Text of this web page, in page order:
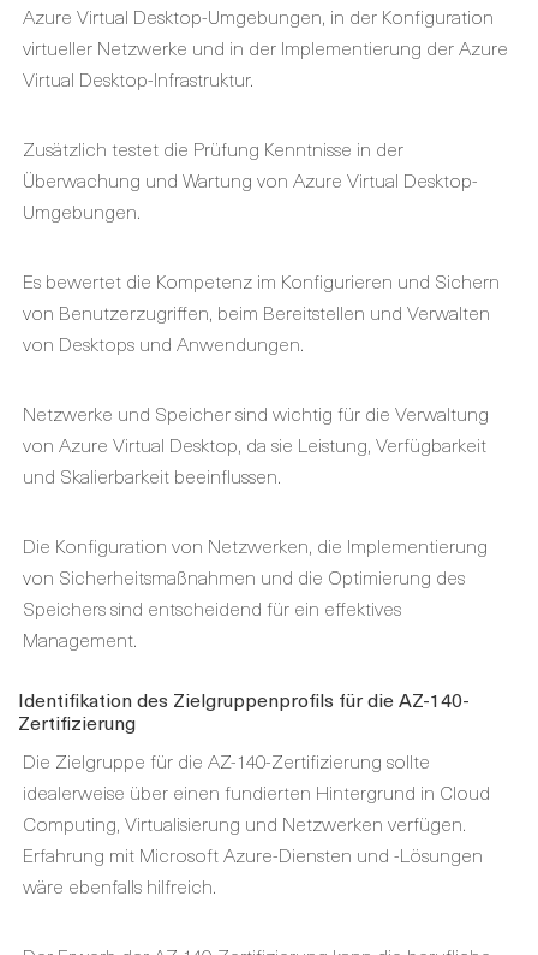
Azure Virtual Desktop-Umgebungen, in der Konfiguration
virtueller Netzwerke und in der Implementierung der Azure
Virtual Desktop-Infrastruktur.
Zusätzlich testet die Prüfung Kenntnisse in der
Überwachung und Wartung von Azure Virtual Desktop-
Umgebungen.
Es bewertet die Kompetenz im Konfigurieren und Sichern
von Benutzerzugriffen, beim Bereitstellen und Verwalten
von Desktops und Anwendungen.
Netzwerke und Speicher sind wichtig für die Verwaltung
von Azure Virtual Desktop, da sie Leistung, Verfügbarkeit
und Skalierbarkeit beeinflussen.
Die Konfiguration von Netzwerken, die Implementierung
von Sicherheitsmaßnahmen und die Optimierung des
Speichers sind entscheidend für ein effektives
Management.
Identifikation des Zielgruppenprofils für die AZ-140-
Zertifizierung
Die Zielgruppe für die AZ-140-Zertifizierung sollte
idealerweise über einen fundierten Hintergrund in Cloud
Computing, Virtualisierung und Netzwerken verfügen.
Erfahrung mit Microsoft Azure-Diensten und -Lösungen
wäre ebenfalls hilfreich.